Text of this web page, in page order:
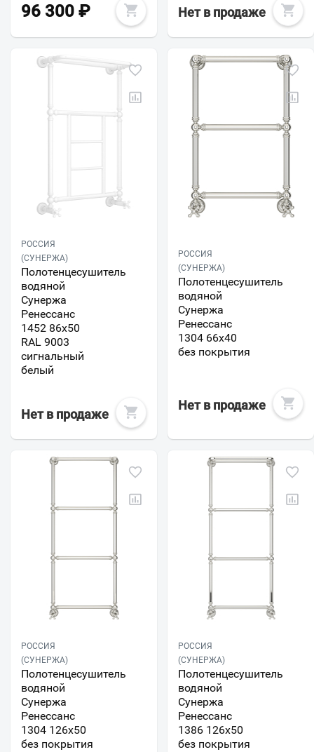
96 300 ₽ Нет в продаже
РОССИЯ
(СУНЕРЖА)
Полотенцесушитель
водяной
Сунержа
Ренессанс
1452 86x50
RAL 9003
сигнальный
белый
Нет в продаже
РОССИЯ
(СУНЕРЖА)
Полотенцесушитель
водяной
Сунержа
Ренессанс
1304 66х40
без покрытия
Нет в продаже
РОССИЯ
(СУНЕРЖА)
Полотенцесушитель
водяной
Сунержа
Ренессанс
1304 126х50
без покрытия
РОССИЯ
(СУНЕРЖА)
Полотенцесушитель
водяной
Сунержа
Ренессанс
1386 126x50
без покрытия